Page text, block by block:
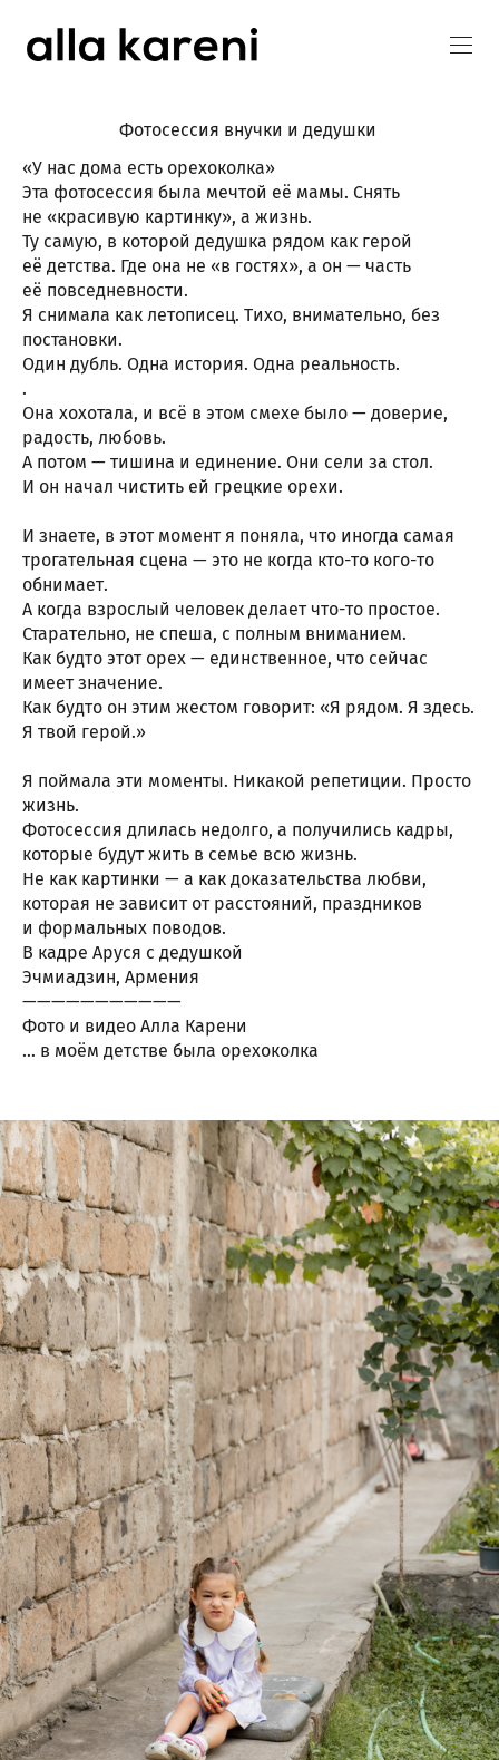
Фотосессия внучки и дедушки
«У нас дома есть орехоколка»
Эта фотосессия была мечтой её мамы. Снять
не «красивую картинку», а жизнь.
Ту самую, в которой дедушка рядом как герой
её детства. Где она не «в гостях», а он — часть
её повседневности.
Я снимала как летописец. Тихо, внимательно, без
постановки.
Один дубль. Одна история. Одна реальность.
.
Она хохотала, и всё в этом смехе было — доверие,
радость, любовь.
А потом — тишина и единение. Они сели за стол.
И он начал чистить ей грецкие орехи.
И знаете, в этот момент я поняла, что иногда самая
трогательная сцена — это не когда кто-то кого-то
обнимает.
А когда взрослый человек делает что-то простое.
Старательно, не спеша, с полным вниманием.
Как будто этот орех — единственное, что сейчас
имеет значение.
Как будто он этим жестом говорит: «Я рядом. Я здесь.
Я твой герой.»
Я поймала эти моменты. Никакой репетиции. Просто
жизнь.
Фотосессия длилась недолго, а получились кадры,
которые будут жить в семье всю жизнь.
Не как картинки — а как доказательства любви,
которая не зависит от расстояний, праздников
и формальных поводов.
В кадре Аруся с дедушкой
Эчмиадзин, Армения
———————————
Фото и видео Алла Карени
… в моём детстве была орехоколка